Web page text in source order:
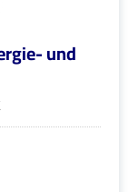
und